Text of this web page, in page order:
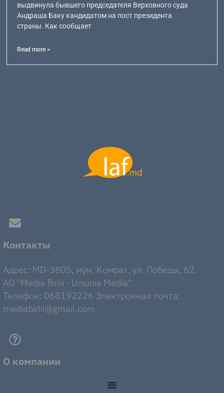
выдвинула бывшего председателя Верховного суда
Андраша Баку кандидатом на пост президента
страны. Как сообщает
Read more >
Контакты
Адрес: MD-3805, мун. Комрат, ул. Победы, 62.
AO "Media Birlii - Uniunia Media".
Телефон: 068192226 Электронная почта:
mediabirlii@gmail.com
О компании